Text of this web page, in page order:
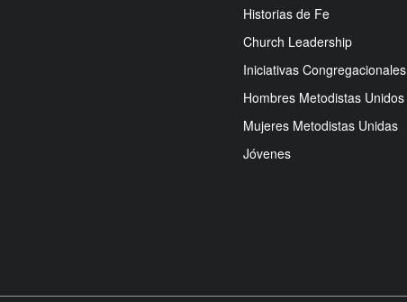
Historias de Fe
Church Leadership
Iniciativas Congregacionales
Hombres Metodistas Unidos
Mujeres Metodistas Unidas
Jóvenes